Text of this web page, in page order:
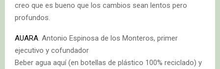
creo que es bueno que los cambios sean lentos pero
profundos.
AUARA. Antonio Espinosa de los Monteros, primer
ejecutivo y cofundador
Beber agua aquí (en botellas de plástico 100% reciclado) y